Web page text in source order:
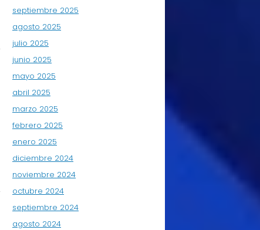
septiembre 2025
agosto 2025
julio 2025
junio 2025
mayo 2025
abril 2025
marzo 2025
febrero 2025
enero 2025
diciembre 2024
noviembre 2024
octubre 2024
septiembre 2024
agosto 2024